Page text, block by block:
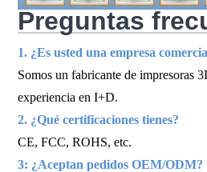
Preguntas
1. ¿Es usted una empresa
Somos un fabricante de impresoras
experiencia en I+D.
2. ¿Qué certificaciones tienes?
CE, FCC, ROHS, etc.
3: ¿Aceptan pedidos OEM/ODM?